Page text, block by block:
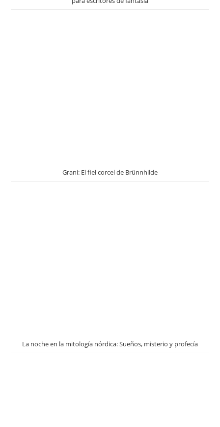
Grani: El fiel corcel de Brünnhilde
La noche en la mitología nórdica: Sueños, misterio y profecía